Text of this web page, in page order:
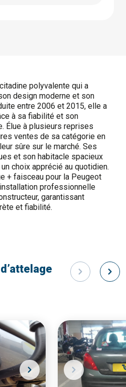
polyvalente qui a
design moderne et son
entre 2006 et 2015, elle a
à sa fiabilité et son
Élue à plusieurs reprises
ventes de sa catégorie en
sûre sur le marché. Ses
et son habitacle spacieux
choix apprécié au quotidien.
+ faisceau pour la Peugeot
professionnelle
garantissant
et fiabilité.